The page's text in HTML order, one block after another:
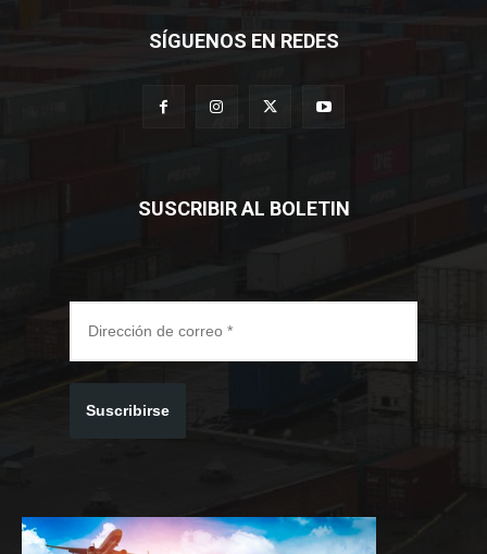
SÍGUENOS EN REDES
SUSCRIBIR AL BOLETIN
Suscribirse